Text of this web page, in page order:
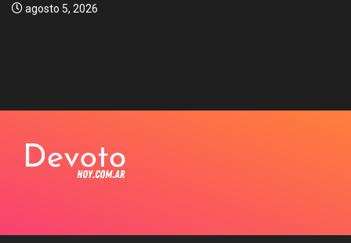
agosto 5, 2026